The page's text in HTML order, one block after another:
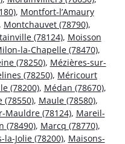
, Montfort-l’Amaury
, Montchauvet (78790),
(78124), Moisson
la-Chapelle (78470),
(78250), Mézières-sur-
(78250), Méricourt
(78200), Médan (78670),
(78550), Maule (78580),
Mauldre (78124), Mareil-
(78490), Marcq (78770),
la-Jolie (78200), Maisons-